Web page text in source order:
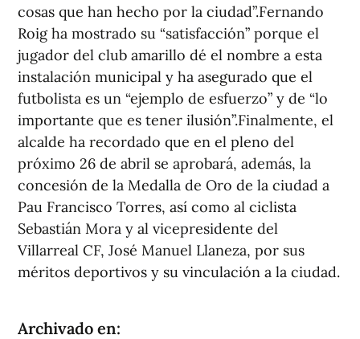
cosas que han hecho por la ciudad”.Fernando
Roig ha mostrado su “satisfacción” porque el
jugador del club amarillo dé el nombre a esta
instalación municipal y ha asegurado que el
futbolista es un “ejemplo de esfuerzo” y de “lo
importante que es tener ilusión”.Finalmente, el
alcalde ha recordado que en el pleno del
próximo 26 de abril se aprobará, además, la
concesión de la Medalla de Oro de la ciudad a
Pau Francisco Torres, así como al ciclista
Sebastián Mora y al vicepresidente del
Villarreal CF, José Manuel Llaneza, por sus
méritos deportivos y su vinculación a la ciudad.
Archivado en: